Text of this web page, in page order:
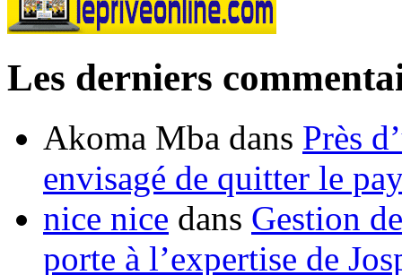
Les derniers
Akoma Mba dans Près
envisagé de quitter le
nice nice dans Gestion
porte à l’expertise de